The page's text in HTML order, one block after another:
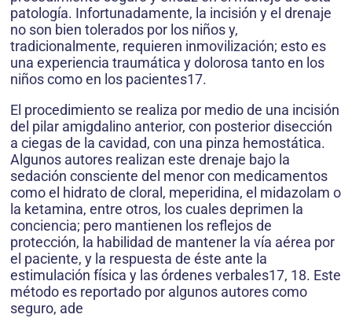
patología. Infortunadamente, la incisión y el drenaje
no son bien tolerados por los niños y,
tradicionalmente, requieren inmovilización; esto es
una experiencia traumática y dolorosa tanto en los
niños como en los pacientes17.
El procedimiento se realiza por medio de una incisión
del pilar amigdalino anterior, con posterior disección
a ciegas de la cavidad, con una pinza hemostática.
Algunos autores realizan este drenaje bajo la
sedación consciente del menor con medicamentos
como el hidrato de cloral, meperidina, el midazolam o
la ketamina, entre otros, los cuales deprimen la
conciencia; pero mantienen los reflejos de
protección, la habilidad de mantener la vía aérea por
el paciente, y la respuesta de éste ante la
estimulación física y las órdenes verbales17, 18. Este
método es reportado por algunos autores como
seguro, ade